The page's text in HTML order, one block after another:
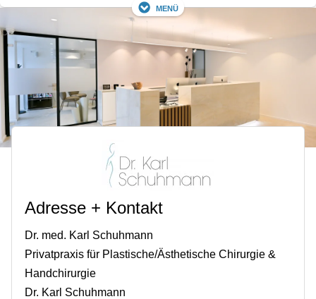
Menü
Adresse + Kontakt
Dr. med. Karl Schuhmann
Privatpraxis für Plastische/Ästhetische Chirurgie &
Handchirurgie
Dr. Karl Schuhmann